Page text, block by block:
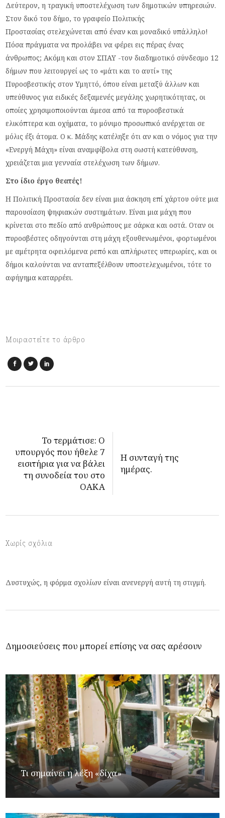
Δεύτερον, η τραγική υποστελέχωση των δημοτικών υπηρεσιών.
Στον δικό του δήμο, το γραφείο Πολιτικής
Προστασίας στελεχώνεται από έναν και μοναδικό υπάλληλο!
Πόσα πράγματα να προλάβει να φέρει εις πέρας ένας
άνθρωπος; Ακόμη και στον ΣΠΑΥ -τον διαδημοτικό σύνδεσμο 12
δήμων που λειτουργεί ως το «μάτι και το αυτί» της
Πυροσβεστικής στον Υμηττό, όπου είναι μεταξύ άλλων και
υπεύθυνος για ειδικές δεξαμενές μεγάλης χωρητικότητας, οι
οποίες χρησιμοποιούνται άμεσα από τα πυροσβεστικά
ελικόπτερα και οχήματα, το μόνιμο προσωπικό ανέρχεται σε
μόλις έξι άτομα. Ο κ. Μάδης κατέληξε ότι αν και ο νόμος για την
«Ενεργή Μάχη» είναι αναμφίβολα στη σωστή κατεύθυνση,
χρειάζεται μια γενναία στελέχωση των δήμων.
Στο ίδιο έργο θεατές!
Η Πολιτική Προστασία δεν είναι μια άσκηση επί χάρτου ούτε μια
παρουσίαση ψηφιακών συστημάτων. Είναι μια μάχη που
κρίνεται στο πεδίο από ανθρώπους με σάρκα και οστά. Οταν οι
πυροσβέστες οδηγούνται στη μάχη εξουθενωμένοι, φορτωμένοι
με αμέτρητα οφειλόμενα ρεπό και απλήρωτες υπερωρίες, και οι
δήμοι καλούνται να ανταπεξέλθουν υποστελεχωμένοι, τότε το
αφήγημα καταρρέει.
Μοιραστείτε το άρθρο
Το τερμάτισε: Ο
υπουργός που ήθελε 7
εισιτήρια για να βάλει
τη συνοδεία του στο
ΟΑΚΑ
Η συνταγή της
ημέρας.
Χωρίς σχόλια
Δυστυχώς, η φόρμα σχολίων είναι ανενεργή αυτή τη στιγμή.
Δημοσιεύσεις που μπορεί επίσης να σας αρέσουν
Τι σημαίνει η λέξη «δίχα»